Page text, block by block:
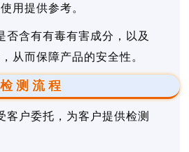
用提供参考。
否含有有毒有害成分，以及
从而保障产品的安全性。
检测流程
客户委托，为客户提供检测